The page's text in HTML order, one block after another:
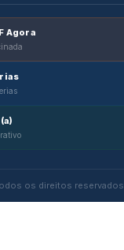
Agora
os direitos reservados